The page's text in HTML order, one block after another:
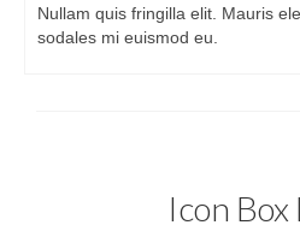
Nullam quis fringilla elit. Mauris
sodales mi euismod eu.
Icon Box